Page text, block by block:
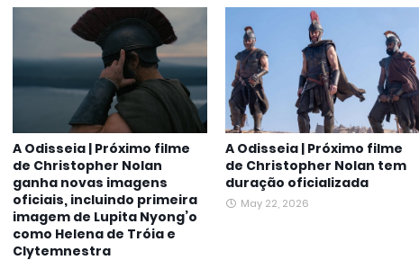
A Odisseia | Próximo filme
de Christopher Nolan
ganha novas imagens
oficiais, incluindo primeira
imagem de Lupita Nyong’o
como Helena de Tróia e
Clytemnestra
A Odisseia | Próximo filme
de Christopher Nolan tem
duração oficializada
May 22, 2026